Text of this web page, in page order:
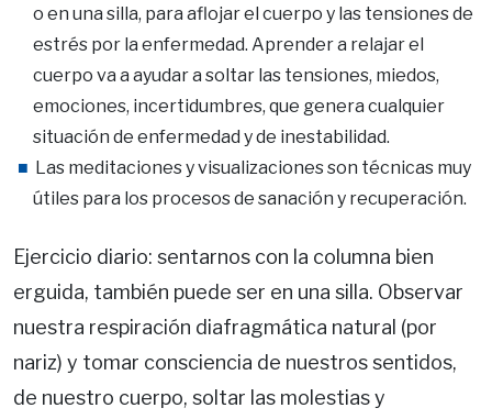
o en una silla, para aflojar el cuerpo y las tensiones de
estrés por la enfermedad. Aprender a relajar el
cuerpo va a ayudar a soltar las tensiones, miedos,
emociones, incertidumbres, que genera cualquier
situación de enfermedad y de inestabilidad.
Las meditaciones y visualizaciones son técnicas muy
útiles para los procesos de sanación y recuperación.
Ejercicio diario: sentarnos con la columna bien
erguida, también puede ser en una silla. Observar
nuestra respiración diafragmática natural (por
nariz) y tomar consciencia de nuestros sentidos,
de nuestro cuerpo, soltar las molestias y